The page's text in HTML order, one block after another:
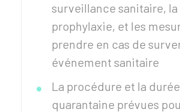
surveillance sanitaire, la
prophylaxie, et les
prendre en cas de
événement sanitaire
La procédure et la
quarantaine prévues